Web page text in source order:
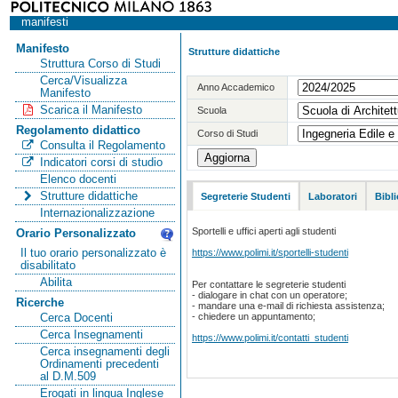
manifesti
Manifesto
Struttura Corso di Studi
Cerca/Visualizza
Manifesto
Scarica il Manifesto
Regolamento didattico
Consulta il Regolamento
Indicatori corsi di studio
Elenco docenti
Strutture didattiche
Internazionalizzazione
Orario Personalizzato
Il tuo orario personalizzato è
disabilitato
Abilita
Ricerche
Cerca Docenti
Cerca Insegnamenti
Cerca insegnamenti degli
Ordinamenti precedenti
al D.M.509
Erogati in lingua Inglese
Strutture didattiche
Anno Accademico
Scuola
Corso di Studi
Segreterie Studenti Laboratori
Sportelli e uffici aperti agli studenti
https://www.polimi.it/sportelli-studenti
Per contattare le segreterie studenti
- dialogare in chat con un operatore;
- mandare una e-mail di richiesta assistenza;
- chiedere un appuntamento;
https://www.polimi.it/contatti_studenti